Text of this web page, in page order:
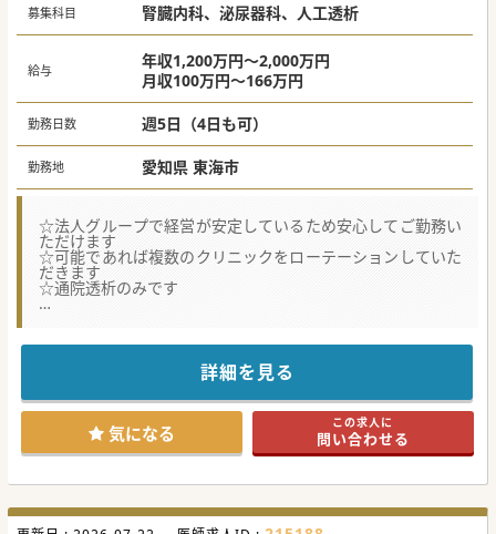
募集科目 腎臓内科、泌尿器科、人工透析
給与
年収1,200万円～2,000万円
月収100万円～166万円
勤務日数 週5日（4日も可）
勤務地 愛知県 東海市
☆法人グループで経営が安定しているため安心してご勤務い
ただけます
☆可能であれば複数のクリニックをローテーションしていた
だきます
☆通院透析のみです
東海市に開設し、 1997年に現在の場所に新築移転しまし
最寄駅からも徒歩圏内で名古屋からも通いやすい立地となっ
ています。
また頑張りも給与に反映され高給も狙うことができますので
気になる方はお気軽にお問い合わせください！
詳細を見る
気になる この求人に
問い合わせる